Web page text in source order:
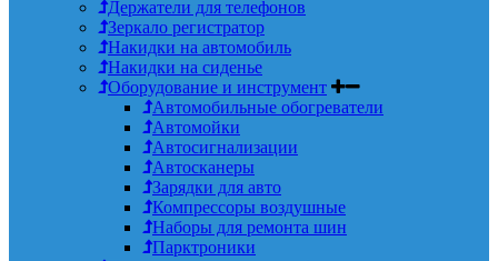
Держатели для телефонов
Зеркало регистратор
Накидки на автомобиль
Накидки на сиденье
Оборудование и инструмент
Автомобильные обогреватели
Автомойки
Автосигнализации
Автосканеры
Зарядки для авто
Компрессоры воздушные
Наборы для ремонта шин
Парктроники